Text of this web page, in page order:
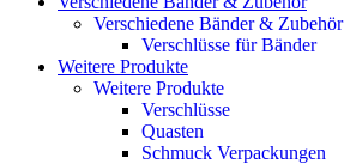
Verschiedene Bänder & Zubehör
Verschlüsse für Bänder
Weitere Produkte
Weitere Produkte
Verschlüsse
Quasten
Schmuck Verpackungen